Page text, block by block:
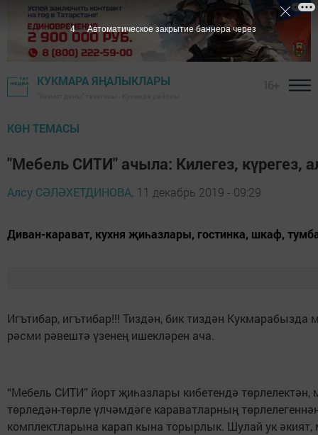
КУКМАРА ЯҢАЛЫКЛАРЫ
КӨН ТЕМАСЫ
"Мебель СИТИ" ачыла: Килегез, күрегез,
Алсу СӘЛӘХЕТДИНОВА, 11 декабрь 2019 - 09:29
Диван-карават, кухня җиһазлары, гостинка, шкаф,
Игътибар, игътибар!!! Тиздән, бик тиздән
рәсми рәвештә үзенең ишекләрен ача.
“Мебель СИТИ” йорт җиһазлары кибетендә
төрледән-төрле үлчәмдәге караватларның
комплектларына карап кына торырлык. Шулай ук
3 Автоматическое закрытие баннера через